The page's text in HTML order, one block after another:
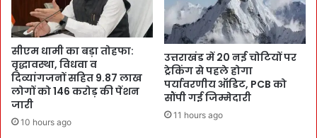
सीएम धामी का बड़ा तोहफा:
वृद्धावस्था, विधवा व
दिव्यांगजनों सहित 9.87 लाख
लोगों को 146 करोड़ की पेंशन
जारी
10 hours ago
उत्तराखंड में 20 नई चोटियों पर
ट्रेकिंग से पहले होगा
पर्यावरणीय ऑडिट, PCB को
सौंपी गई जिम्मेदारी
11 hours ago